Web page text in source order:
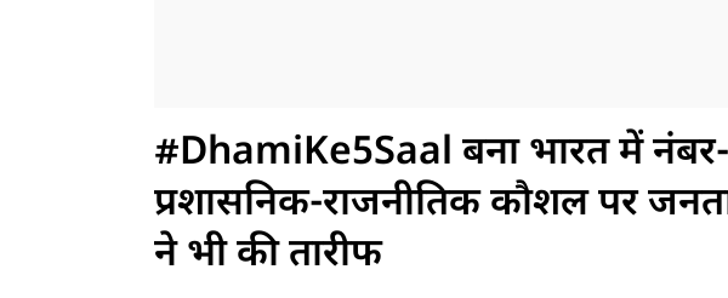
#DhamiKe5Saal बना भारत में
प्रशासनिक-राजनीतिक कौशल पर
ने भी की तारीफ